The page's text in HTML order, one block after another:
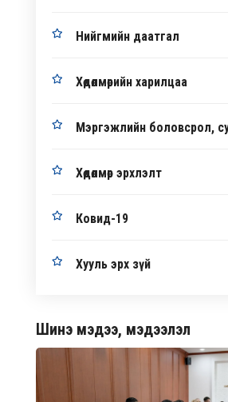
Нийгмийн даатгал
Хөдөлмөрийн харилцаа
Мэргэжлийн боловсрол,
Хөдөлмөр эрхлэлт
Ковид-19
Хууль эрх зүй
Шинэ мэдээ, мэдээлэл